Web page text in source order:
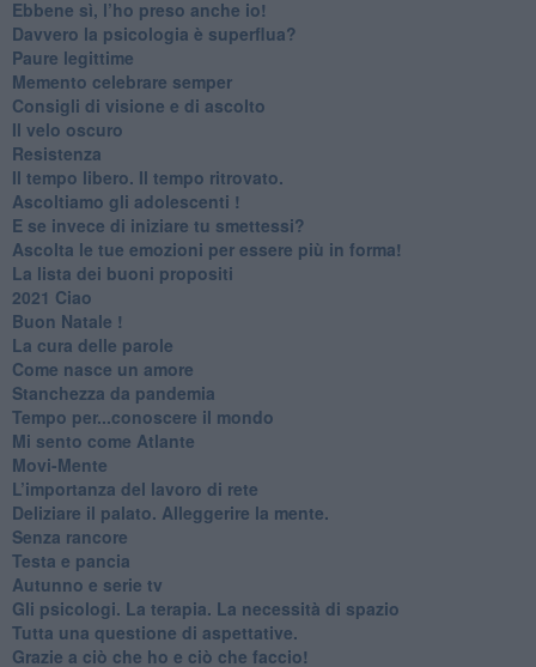
​Ebbene sì, l’ho preso anche io!
​Davvero la psicologia è superflua?
Paure legittime
​Memento celebrare semper
​Consigli di visione e di ascolto
​Il velo oscuro
Resistenza
​Il tempo libero. Il tempo ritrovato.
Ascoltiamo gli adolescenti !
​E se invece di iniziare tu smettessi?
​Ascolta le tue emozioni per essere più in forma!
​La lista dei buoni propositi
2021 Ciao
Buon Natale !
​La cura delle parole
​Come nasce un amore
Stanchezza da pandemia
​Tempo per...conoscere il mondo
​Mi sento come Atlante
​Movi-Mente
​L’importanza del lavoro di rete
​Deliziare il palato. Alleggerire la mente.
​Senza rancore
​Testa e pancia
​Autunno e serie tv
​Gli psicologi. La terapia. La necessità di spazio
​Tutta una questione di aspettative.
​Grazie a ciò che ho e ciò che faccio!